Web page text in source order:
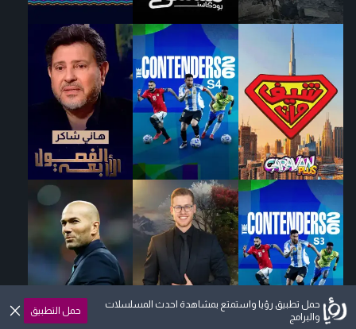
حمل تطبيق رؤيا واستمتع بمشاهدة احدث المسلسلات
والبرامج
حمل التطبيق